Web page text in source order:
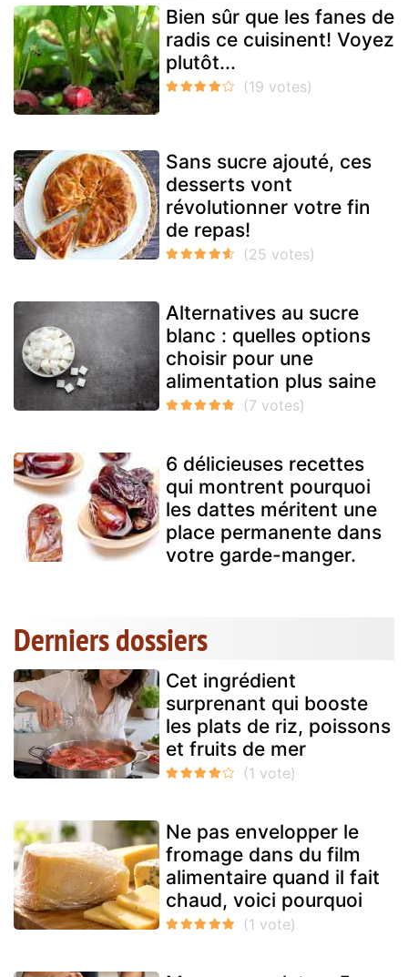
Bien sûr que les fanes de
radis ce cuisinent! Voyez
plutôt...
Sans sucre ajouté, ces
desserts vont
révolutionner votre fin
de repas!
Alternatives au sucre
blanc : quelles options
choisir pour une
alimentation plus saine
6 délicieuses recettes
qui montrent pourquoi
les dattes méritent une
place permanente dans
votre garde-manger.
Derniers dossiers
Cet ingrédient
surprenant qui booste
les plats de riz, poissons
et fruits de mer
Ne pas envelopper le
fromage dans du film
alimentaire quand il fait
chaud, voici pourquoi